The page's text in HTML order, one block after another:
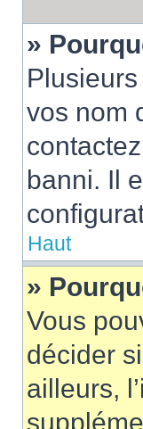
»
vos nom
banni. Il
Haut
»
Vous
décider
ailleurs,